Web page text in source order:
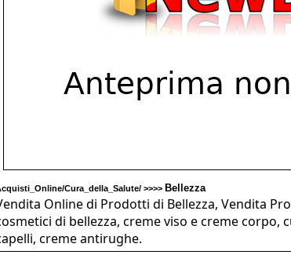
Cura_della_Salute/ >>>> Bellezza
Online di Prodotti di Bellezza, Vendita
di bellezza, creme viso e creme
creme antirughe.